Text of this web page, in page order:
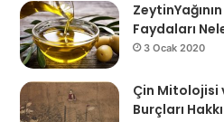
Faydaları
3 Ocak 2020
Çin Mitolojisi
Burçları